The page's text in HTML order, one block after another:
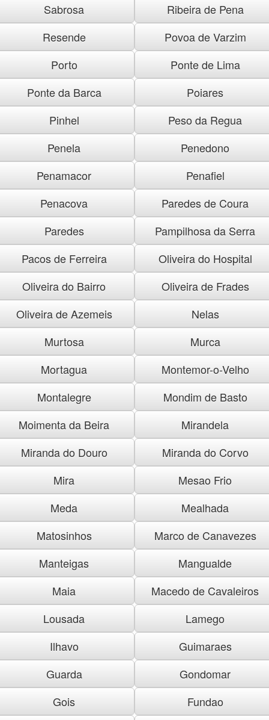
Sabrosa
Ribeira de Pena
Resende
Povoa de Varzim
Porto
Ponte de Lima
Ponte da Barca
Poiares
Pinhel
Peso da Regua
Penela
Penedono
Penamacor
Penafiel
Penacova
Paredes de Coura
Paredes
Pampilhosa da Serra
Pacos de Ferreira
Oliveira do Hospital
Oliveira do Bairro
Oliveira de Frades
Oliveira de Azemeis
Nelas
Murtosa
Murca
Mortagua
Montemor-o-Velho
Montalegre
Mondim de Basto
Moimenta da Beira
Mirandela
Miranda do Douro
Miranda do Corvo
Mira
Mesao Frio
Meda
Mealhada
Matosinhos
Marco de Canavezes
Manteigas
Mangualde
Maia
Macedo de Cavaleiros
Lousada
Lamego
Ilhavo
Guimaraes
Guarda
Gondomar
Gois
Fundao